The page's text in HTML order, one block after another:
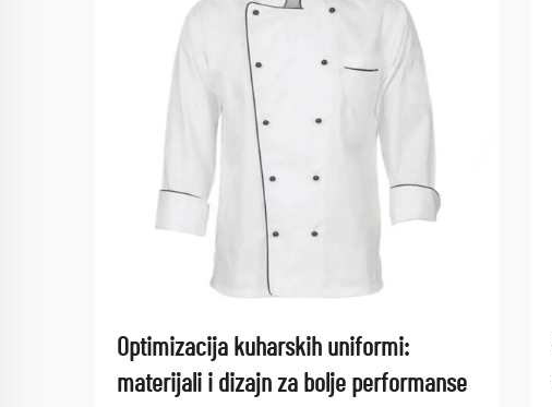
Optimizacija kuharskih uniformi:
materijali i dizajn za bolje performanse